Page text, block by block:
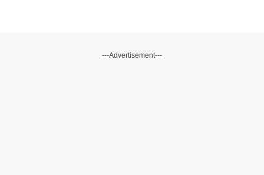
---Advertisement---